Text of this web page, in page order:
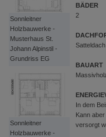
Sonnleitner
Holzbauwerke -
Musterhaus St.
Johann Alpinstil -
Grundriss EG
Sonnleitner
Holzbauwerke -
BÄDER
2
Satteldach
BAUART
In dem
Kann
versorgt